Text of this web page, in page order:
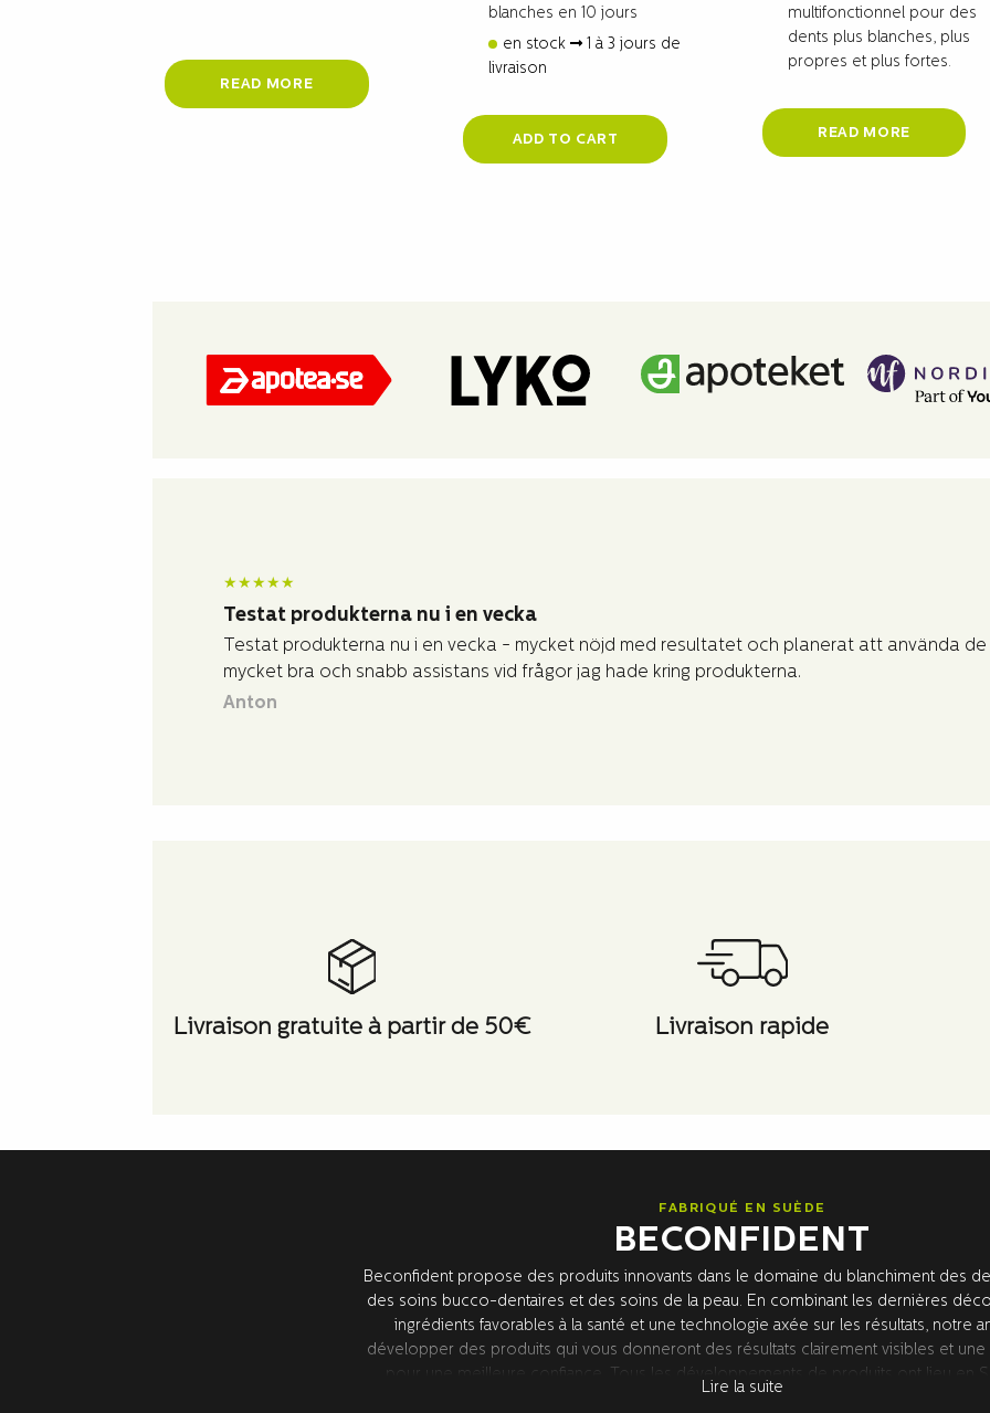
READ MORE
blanches en 10 jours
en stock
1 à 3 jours de
livraison
ADD TO CART
multifonctionnel pour des
dents plus blanches, plus
propres et plus fortes.
READ MORE
★★★★★
Testat produkterna nu i en vecka
Testat produkterna nu i en vecka - mycket nöjd med resultatet och planerat att använda
mycket bra och snabb assistans vid frågor jag hade kring produkterna.
Anton
Livraison gratuite à partir de 50€ Livraison rapide
FABRIQUÉ EN SUÈDE
BECONFIDENT
Beconfident propose des produits innovants dans le domaine du blanchiment des
des soins bucco-dentaires et des soins de la peau. En combinant les dernières
ingrédients favorables à la santé et une technologie axée sur les résultats, notre
développer des produits qui vous donneront des résultats clairement visibles et une
pour une meilleure confiance. Tous les développements de produits ont lieu en
Lire la suite